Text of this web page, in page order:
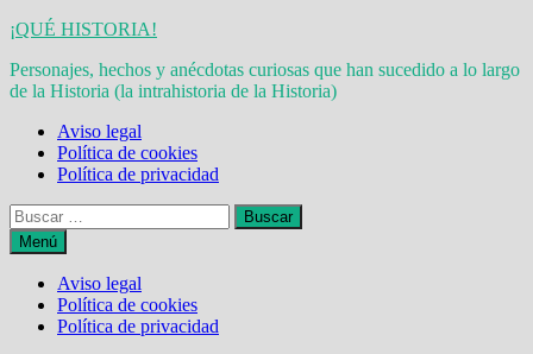
Saltar
contenido
¡QUÉ HISTORIA!
Personajes, hechos y anécdotas curiosas que han sucedido a lo largo
de la Historia (la intrahistoria de la Historia)
Aviso legal
Política de cookies
Política de privacidad
Buscar:
Menú
Aviso legal
Política de cookies
Política de privacidad